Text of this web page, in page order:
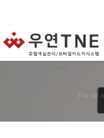
Far far